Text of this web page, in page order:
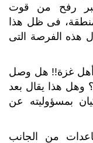
رفح من قوت
فى ظل هذا
هذه الفرصة التى
غزة!! هل وصل
وهل هذا يقال بعد
بمسؤوليته عن
من الجانب